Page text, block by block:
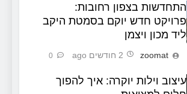
התחדשות בצפון רחובות:
פרויקט חדש יוקם בסמטת היקב
ליד מכון ויצמן
zoomat 2 חודשים ago 0
עיצוב וילות יוקרה: איך להפוך